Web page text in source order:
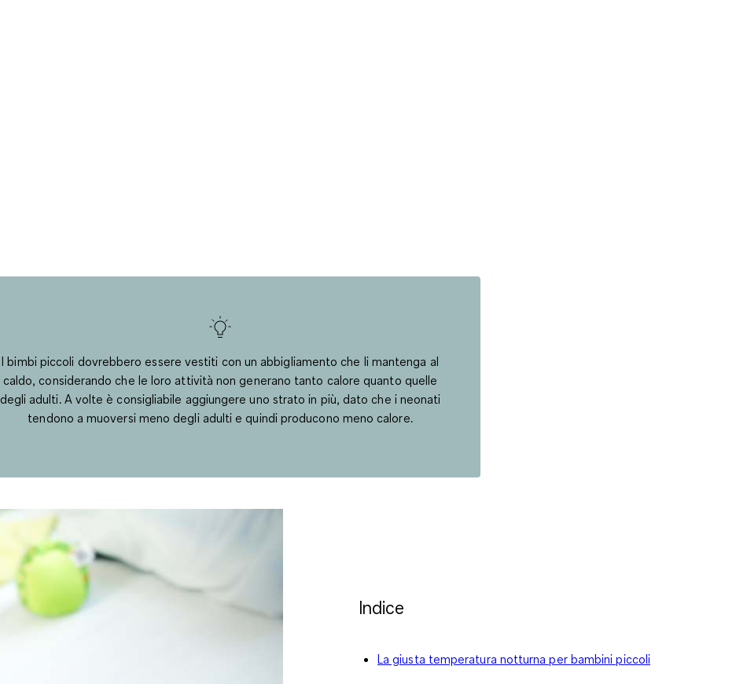
I bimbi piccoli dovrebbero essere vestiti con un abbigliamento che li mantenga al
caldo, considerando che le loro attività non generano tanto calore quanto quelle
degli adulti. A volte è consigliabile aggiungere uno strato in più, dato che i neonati
tendono a muoversi meno degli adulti e quindi producono meno calore.
Indice
La giusta temperatura notturna per bambini piccoli